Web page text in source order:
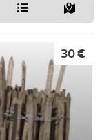
30 €